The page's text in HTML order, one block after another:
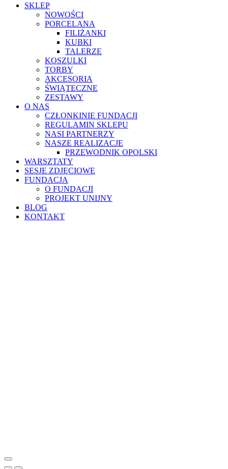
SKLEP
NOWOŚCI
PORCELANA
FILIŻANKI
KUBKI
TALERZE
KOSZULKI
TORBY
AKCESORIA
ŚWIĄTECZNE
ZESTAWY
O NAS
CZŁONKINIE FUNDACJI
REGULAMIN SKLEPU
NASI PARTNERZY
NASZE REALIZACJE
PRZEWODNIK OPOLSKI
WARSZTATY
SESJE ZDJĘCIOWE
FUNDACJA
O FUNDACJI
PROJEKT UNIJNY
BLOG
KONTAKT